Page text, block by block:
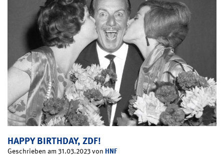
HAPPY BIRTHDAY, ZDF!
Geschrieben am 31.03.2023 von HNF